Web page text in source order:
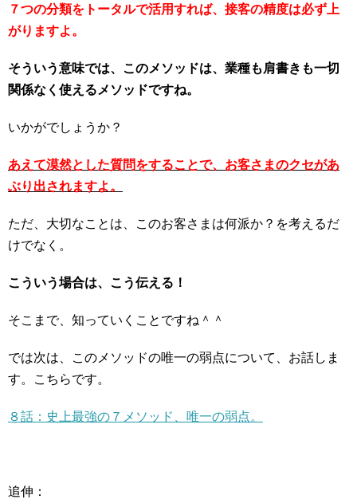
７つの分類をトータルで活用すれば、接客の精度は必ず上
がりますよ。
そういう意味では、このメソッドは、業種も肩書きも一切
関係なく使えるメソッドですね。
いかがでしょうか？
あえて漠然とした質問をすることで、お客さまのクセがあ
ぶり出されますよ。
ただ、大切なことは、このお客さまは何派か？を考えるだ
けでなく。
こういう場合は、こう伝える！
そこまで、知っていくことですね＾＾
では次は、このメソッドの唯一の弱点について、お話しま
す。こちらです。
８話：史上最強の７メソッド、唯一の弱点。
追伸：